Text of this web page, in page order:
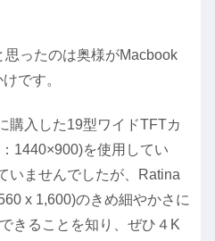
思ったのは奥様がMacbook
です。
購入した19型ワイドTFTカ
1440×900)を使用してい
いませんでしたが、Ratina
x 1,600)のきめ細やかさに
きることを知り、ぜひ４K